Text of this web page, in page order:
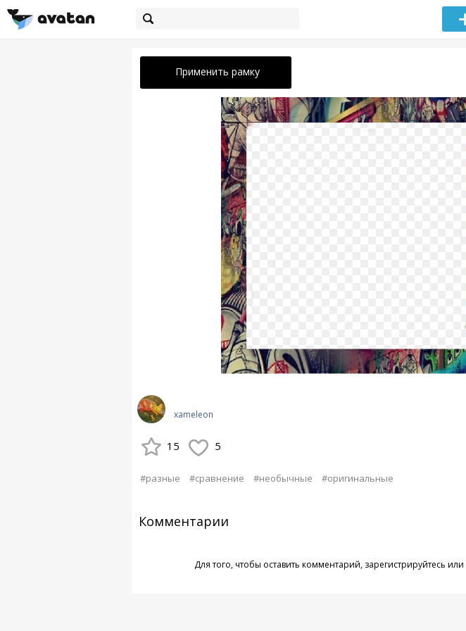
Применить рамку
xameleon
15 5
#разные #сравнение #необычные #оригинальные
Комментарии
Для того, чтобы оставить комментарий, зарегистрируйтесь или